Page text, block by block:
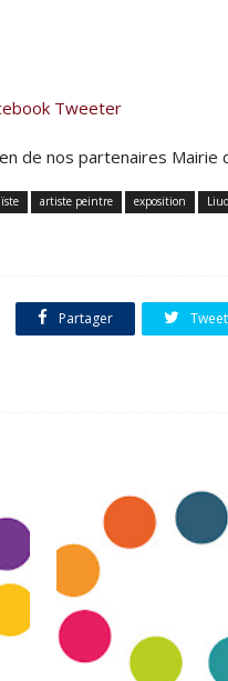
Tweeter
de nos partenaires Mairie
artiste peintre exposition
Partager